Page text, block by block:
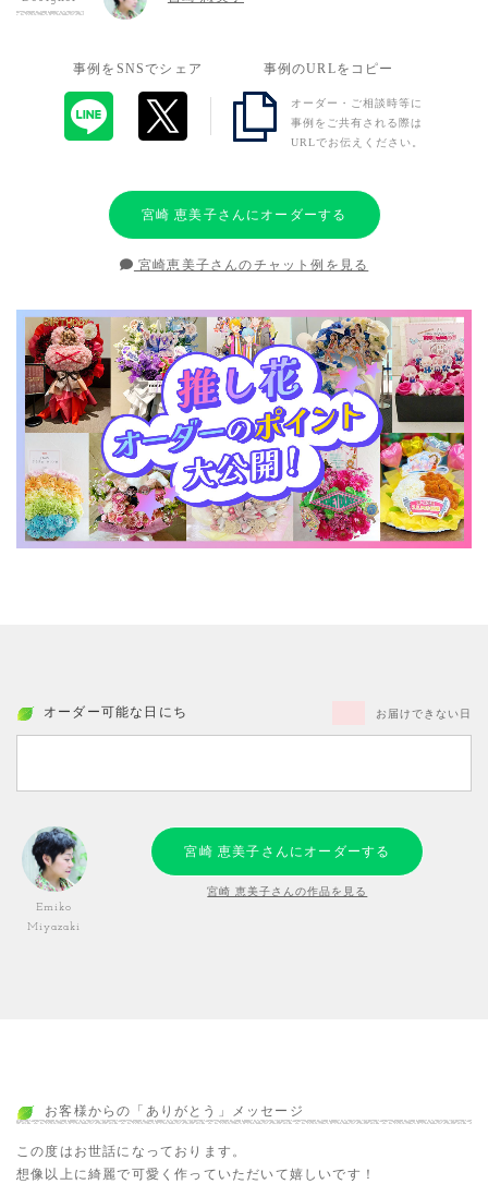
事例をSNSでシェア 事例のURLをコピー
オーダー・ご相談時等に
事例をご共有される際は
URLでお伝えください。
宮崎 恵美子さんにオーダーする
宮崎恵美子さんのチャット例を見る
オーダー可能な日にち お届けできない日
Emiko
Miyazaki
宮崎 恵美子さんにオーダーする
宮崎 恵美子さんの作品を見る
お客様からの「ありがとう」メッセージ
この度はお世話になっております。
想像以上に綺麗で可愛く作っていただいて嬉しいです！